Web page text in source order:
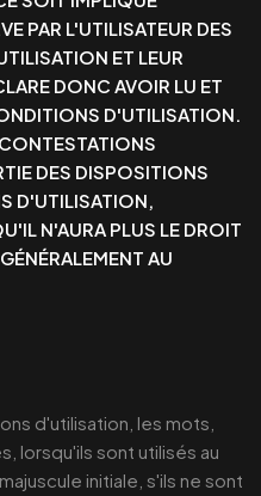
PAR L'UTILISATEUR DES
ET LEUR
DONC AVOIR LU ET
D'UTILISATION.
DES DISPOSITIONS
D'UTILISATION,
N'AURA PLUS LE DROIT
AU
d'utilisation, les mots,
lorsqu'ils sont utilisés au
initiale, s'ils ne sont